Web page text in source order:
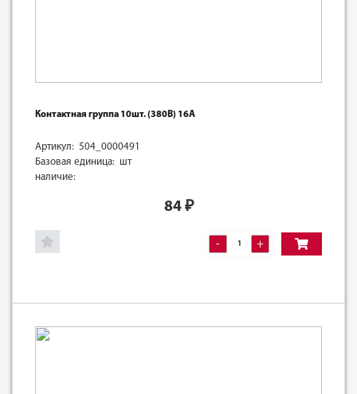
Контактная группа 10шт. (380В) 16А
Артикул: 504_0000491
Базовая единица: шт
наличие:
84₽
- +